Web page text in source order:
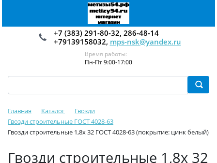
+7 (383) 291-80-32, 286-48-14
+79139158032, mps-nsk@yandex.ru
Время работы:
Пн-Пт 9:00-17:00
Главная Каталог
Гвозди
Гвозди строительные ГОСТ 4028-63
Гвозди строительные 1,8х 32 ГОСТ 4028-63 (покрытие: цинк белый)
Гвозди строительные 1,8х 32